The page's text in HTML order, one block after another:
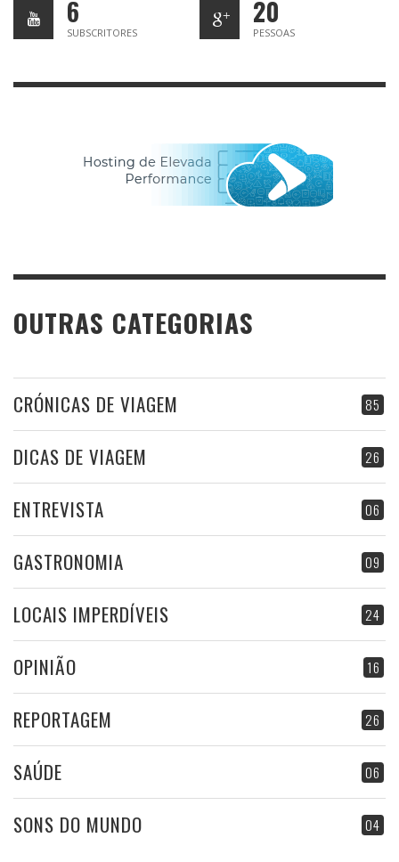
6
SUBSCRITORES
20
PESSOAS
OUTRAS CATEGORIAS
85
CRÓNICAS DE VIAGEM
26
DICAS DE VIAGEM
06
ENTREVISTA
09
GASTRONOMIA
24
LOCAIS IMPERDÍVEIS
16
OPINIÃO
26
REPORTAGEM
06
SAÚDE
04
SONS DO MUNDO